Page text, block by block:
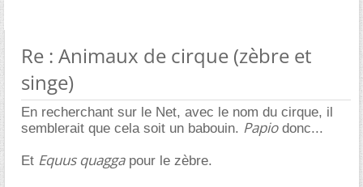
Re : Animaux de cirque (zèbre et
singe)
En recherchant sur le Net, avec le nom du cirque, il
semblerait que cela soit un babouin. Papiodonc...
Et Equus quaggapour le zèbre.